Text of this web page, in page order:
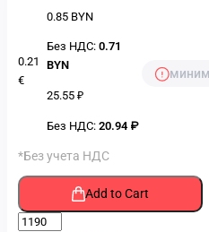
0.21
€
0.85 BYN
Без НДС:0.71
BYN
25.55 ₽
Без НДС:20.94 ₽
*Без учета НДС
Add to Cart